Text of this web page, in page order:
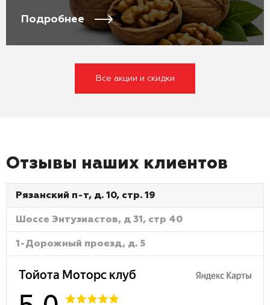
Подробнее
Все акции и скидки
Отзывы наших клиентов
Рязанский п-т, д. 10, стр. 19
Шоссе Энтузиастов, д 31, стр 40
1-Дорожный проезд, д. 5